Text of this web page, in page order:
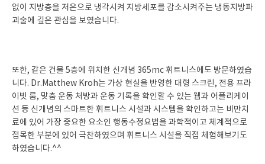
없이 지방층을 저온으로 냉각시켜 지방세포를 감소시켜주는 냉동지방파
괴술에 깊은 관심을 보였습니다.
또한, 같은 건물 5층에 위치한 신개념 365mc 휘트니스에도 방문하였습
니다. Dr.Matthew Kroh는 가상 현실을 반영한 대형 스크린, 전용 프라
이빗 룸, 맞춤 운동 처방과 운동 기록을 확인할 수 있는 웹과 어플리케이
션 등 신개념의 스마트한 휘트니스 시설과 시스템을 확인하고는 비만치
료에 있어 가장 중요한 요소인 행동수정요법을 과학적이고 체계적으로
접목한 부분에 있어 극찬하였으며 휘트니스 시설을 직접 체험해보기도
하였습니다.^^